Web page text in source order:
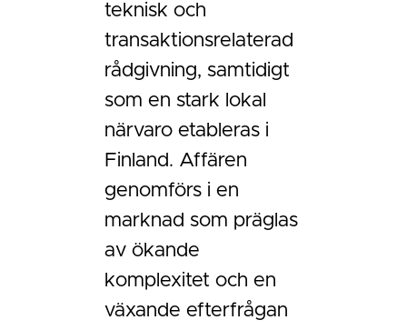
teknisk och
transaktionsrelaterad
rådgivning, samtidigt
som en stark lokal
närvaro etableras i
Finland. Affären
genomförs i en
marknad som präglas
av ökande
komplexitet och en
växande efterfrågan